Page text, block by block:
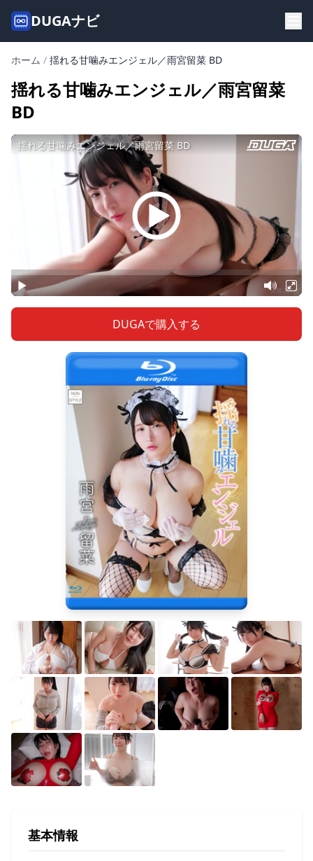
DUGAナビ
ホーム / 揺れる甘噛みエンジェル／雨宮留菜 BD
揺れる甘噛みエンジェル／雨宮留菜
BD
DUGAで購入する
基本情報